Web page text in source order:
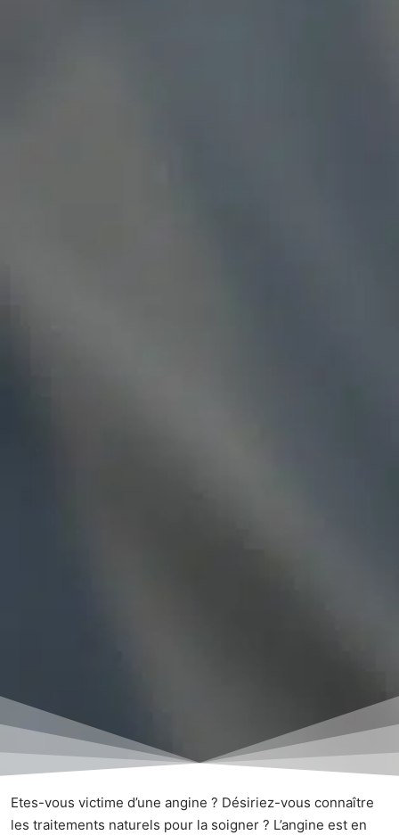
Etes-vous victime d’une angine ? Désiriez-vous connaître
les traitements naturels pour la soigner ? L’angine est en